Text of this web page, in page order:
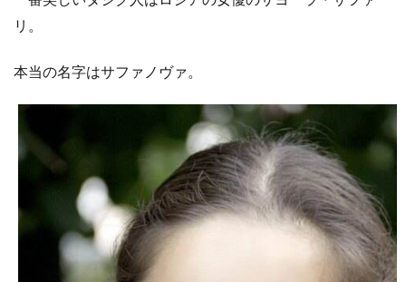
リ。
本当の名字はサファノヴァ。